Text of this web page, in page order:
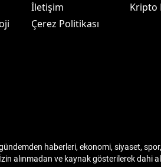
İletişim
Çerez Politikası
Kripto
haberleri, ekonomi, siyaset,
alınmadan ve kaynak gösterilerek dahi